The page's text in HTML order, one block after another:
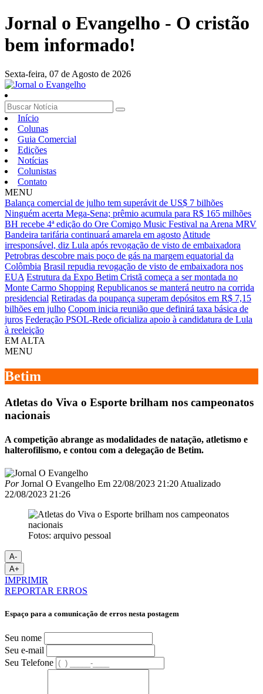
Jornal o Evangelho - O cristão
bem informado!
Sexta-feira, 07 de Agosto de 2026
Início
Colunas
Guia Comercial
Edições
Notícias
Colunistas
Contato
MENU
Balança comercial de julho tem superávit de US$ 7 bilhões
Ninguém acerta Mega-Sena; prêmio acumula para R$ 165 milhões
BH recebe 4ª edição do Ore Comigo Music Festival na Arena MRV
Bandeira tarifária continuará amarela em agosto Atitude
irresponsável, diz Lula após revogação de visto de embaixadora
Petrobras descobre mais poço de gás na margem equatorial da
Colômbia Brasil repudia revogação de visto de embaixadora nos
EUA Estrutura da Expo Betim Cristã começa a ser montada no
Monte Carmo Shopping Republicanos se manterá neutro na corrida
presidencial Retiradas da poupança superam depósitos em R$ 7,15
bilhões em julho Copom inicia reunião que definirá taxa básica de
juros Federação PSOL-Rede oficializa apoio à candidatura de Lula
à reeleição
EM ALTA
MENU
Betim
Atletas do Viva o Esporte brilham nos campeonatos
nacionais
A competição abrange as modalidades de natação, atletismo e
halterofilismo, e contou com a delegação de Betim.
PorJornal O Evangelho Em 22/08/2023 21:20 Atualizado
22/08/2023 21:26
Fotos: arquivo pessoal
A-
A+
IMPRIMIR
REPORTAR ERROS
Espaço para a comunicação de erros nesta postagem
Seu nome
Seu e-mail
Seu Telefone